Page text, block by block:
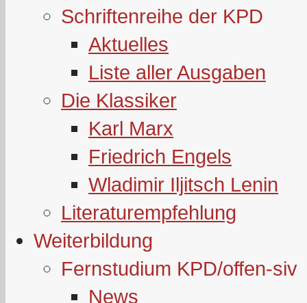
Schriftenreihe der KPD
Aktuelles
Liste aller Ausgaben
Die Klassiker
Karl Marx
Friedrich Engels
Wladimir Iljitsch Lenin
Literaturempfehlung
Weiterbildung
Fernstudium KPD/offen-siv
News